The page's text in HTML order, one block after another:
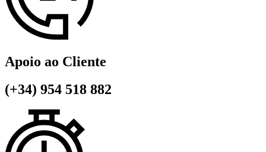
Apoio ao Cliente
(+34) 954 518 882